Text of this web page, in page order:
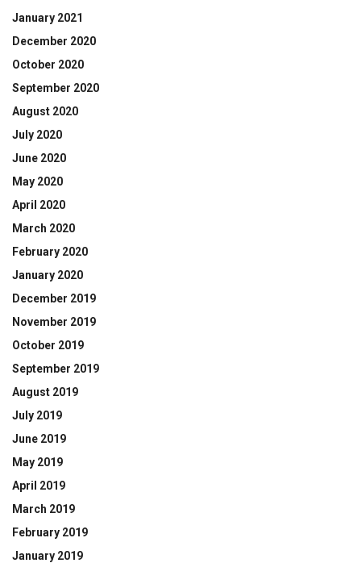
January 2021
December 2020
October 2020
September 2020
August 2020
July 2020
June 2020
May 2020
April 2020
March 2020
February 2020
January 2020
December 2019
November 2019
October 2019
September 2019
August 2019
July 2019
June 2019
May 2019
April 2019
March 2019
February 2019
January 2019